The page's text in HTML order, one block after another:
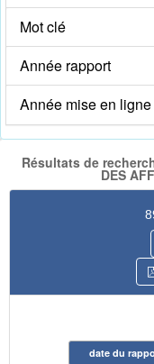
Mot clé
Année rapport
Année mise en ligne
Résultats de
DES
date du